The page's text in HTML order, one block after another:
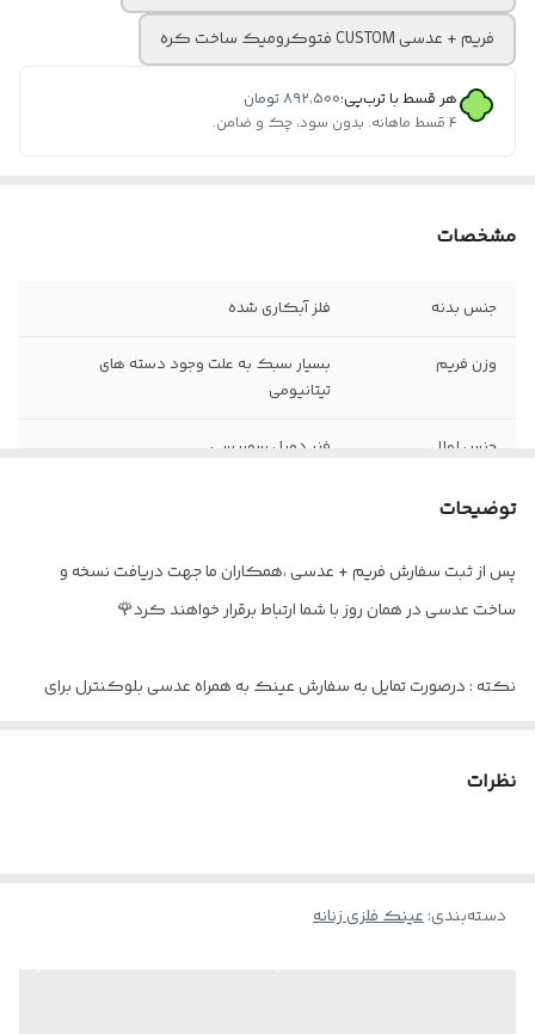
فریم + عدسی CUSTOM فتوکرومیک ساخت کره
هر قسط با ترب‌پی:۸۹۲٬۵۰۰تومان
۴ قسط ماهانه. بدون سود، چک و ضامن.
مشخصات
جنس بدنه فلز آبکاری شده
وزن فریم
بسیار سبک به علت وجود دسته های
تیتانیومی
جنس لولا فنر دوبل سوییسی
سایز عدسی
جنس دسته
عینک مناسب آقایان و خانم ها
توضیحات
پس از ثبت سفارش فریم + عدسی ،همکاران ما جهت دریافت نسخه و
ساخت عدسی در همان روز با شما ارتباط برقرار خواهند کرد🌹
نکته : درصورت تمایل به سفارش عینک به همراه عدسی بلوکنترل برای
نظرات
دسته‌بندی:عینک فلزی زنانه